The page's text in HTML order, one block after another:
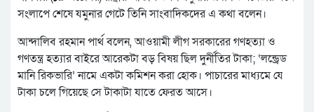
সংলাপে শেষে যমুনার গেটে তিনি সাংবাদিকদের এ কথা বলেন।
আন্দালিব রহমান পার্থ বলেন, আওয়ামী লীগ সরকারের গণহত্যা ও
গণতন্ত্র হত্যার বাইরে আরেকটা বড় বিষয় ছিল দুর্নীতির টাকা; ‘লন্ড্রেড
মানি রিকভারি’ নামে একটা কমিশন করা হোক। পাচারের মাধ্যমে যে
টাকা চলে গিয়েছে সে টাকাটা যাতে ফেরত আসে।